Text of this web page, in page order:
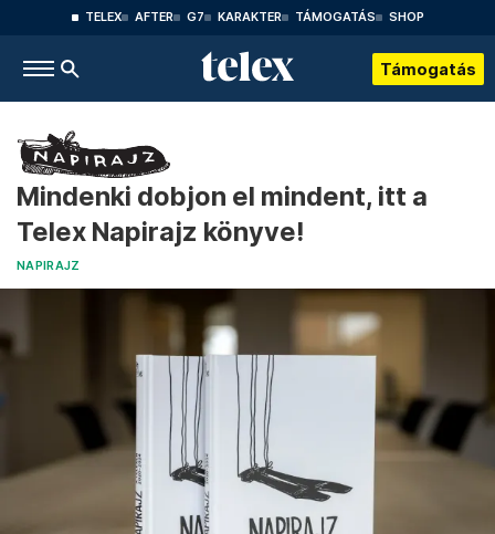
TELEX AFTER G7 KARAKTER TÁMOGATÁS SHOP
Támogatás
Mindenki dobjon el mindent, itt a
Telex Napirajz könyve!
NAPIRAJZ